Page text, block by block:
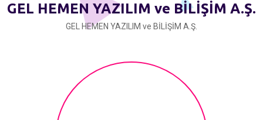
GEL HEMEN YAZILIM ve BİLİŞİM A.Ş.
GEL HEMEN YAZILIM ve BİLİŞİM A.Ş.